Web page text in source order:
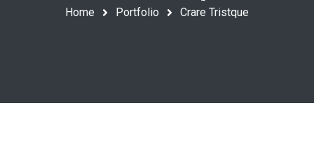
Home Portfolio Crare Tristque